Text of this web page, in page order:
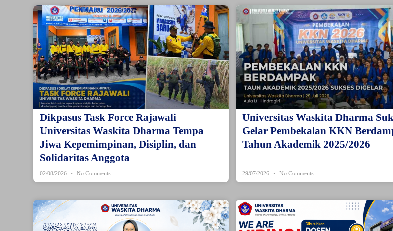
Dikpasus Task Force Rajawali
Universitas Waskita Dharma Tempa
Jiwa Kepemimpinan, Disiplin, dan
Solidaritas Anggota
02/08/2026 No Comments
Universitas Waskita Dharma
Gelar Pembekalan KKN
Tahun Akademik 2025/2026
29/07/2026 No Comments